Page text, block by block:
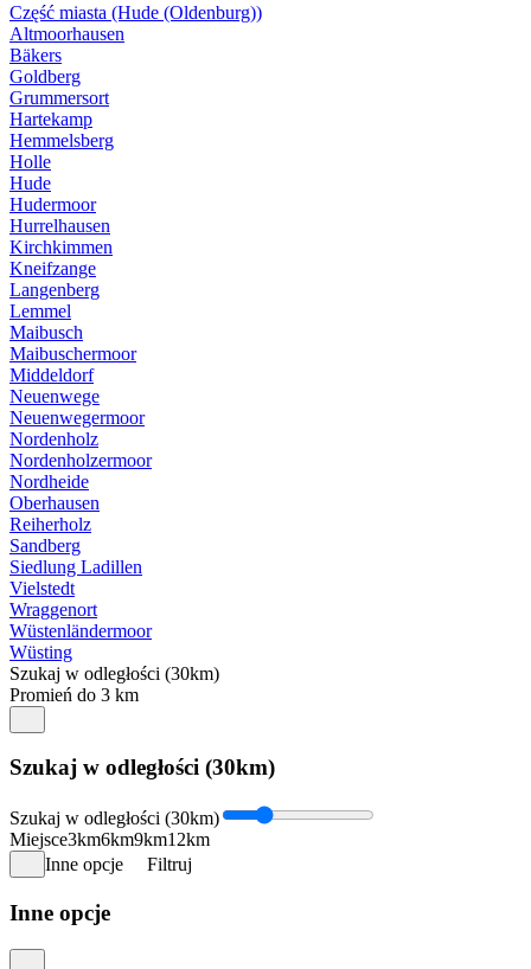
Część miasta (Hude (Oldenburg))
Altmoorhausen
Bäkers
Goldberg
Grummersort
Hartekamp
Hemmelsberg
Holle
Hude
Hudermoor
Hurrelhausen
Kirchkimmen
Kneifzange
Langenberg
Lemmel
Maibusch
Maibuschermoor
Middeldorf
Neuenwege
Neuenwegermoor
Nordenholz
Nordenholzermoor
Nordheide
Oberhausen
Reiherholz
Sandberg
Siedlung Ladillen
Vielstedt
Wraggenort
Wüstenländermoor
Wüsting
Szukaj w odległości (30km)
Promień do 3 km
Szukaj w odległości (30km)
Szukaj w odległości (30km)
Miejsce3km6km9km12km
Inne opcje
Filtruj
Inne opcje